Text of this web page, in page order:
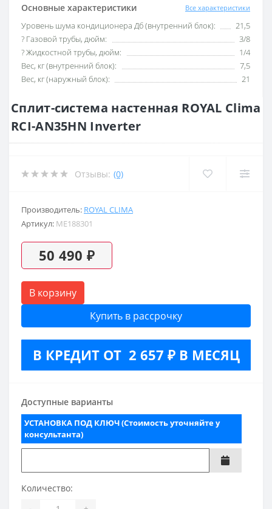
Основные характеристики Все характеристики
Уровень шума кондиционера Дб (внутренний блок):
21,5
? Газовой трубы, дюйм:
3/8
? Жидкостной трубы, дюйм:
1/4
Вес, кг (внутренний блок):
7,5
Вес, кг (наружный блок):
21
Сплит-система настенная ROYAL Clima
RCI-AN35HN Inverter
Отзывы: (0)
Производитель: ROYAL CLIMA
Артикул: ME188301
50 490 ₽
В корзину
Купить в рассрочку
В КРЕДИТ ОТ 2 657 ₽ В МЕСЯЦ
Доступные варианты
УСТАНОВКА ПОД КЛЮЧ (Стоимость уточняйте у
консультанта)
Количество: